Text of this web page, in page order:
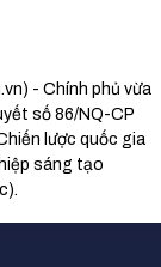
- Chính phủ vừa
số 86/NQ-CP
lược quốc gia
sáng tạo